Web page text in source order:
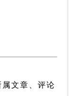
文章、评论